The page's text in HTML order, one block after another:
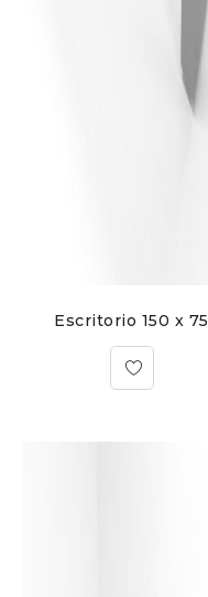
Escritorio 150 x 75